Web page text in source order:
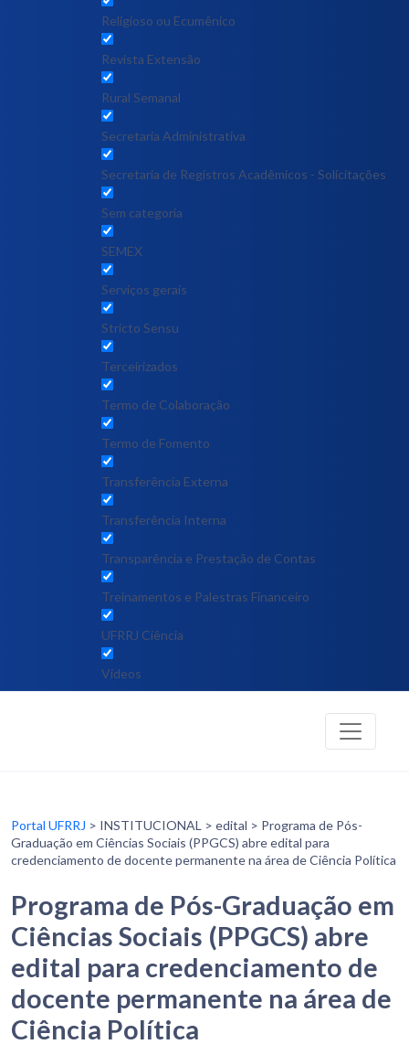
Religioso ou Ecumênico
Revista Extensão
Rural Semanal
Secretaria Administrativa
Secretaria de Registros Acadêmicos - Solicitações
Sem categoria
SEMEX
Serviços gerais
Stricto Sensu
Terceirizados
Termo de Colaboração
Termo de Fomento
Transferência Externa
Transferência Interna
Transparência e Prestação de Contas
Treinamentos e Palestras Financeiro
UFRRJ Ciência
Vídeos
Portal UFRRJ > INSTITUCIONAL > edital > Programa de Pós-
Graduação em Ciências Sociais (PPGCS) abre edital para
credenciamento de docente permanente na área de Ciência Política
Programa de Pós-Graduação em
Ciências Sociais (PPGCS) abre
edital para credenciamento de
docente permanente na área de
Ciência Política